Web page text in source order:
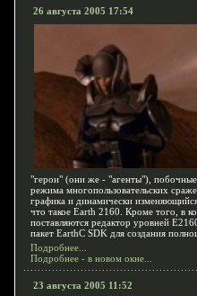
26 августа 2005 17:54
"герои" (они же - "агенты"), побочные
режима многопользовательских
графика и динамически
что такое Earth 2160. Кроме того, в
поставляются редактор уровней
пакет EarthC SDK для создания
Подробнее...
Подробнее - в новом окне...
23 августа 2005 11:52